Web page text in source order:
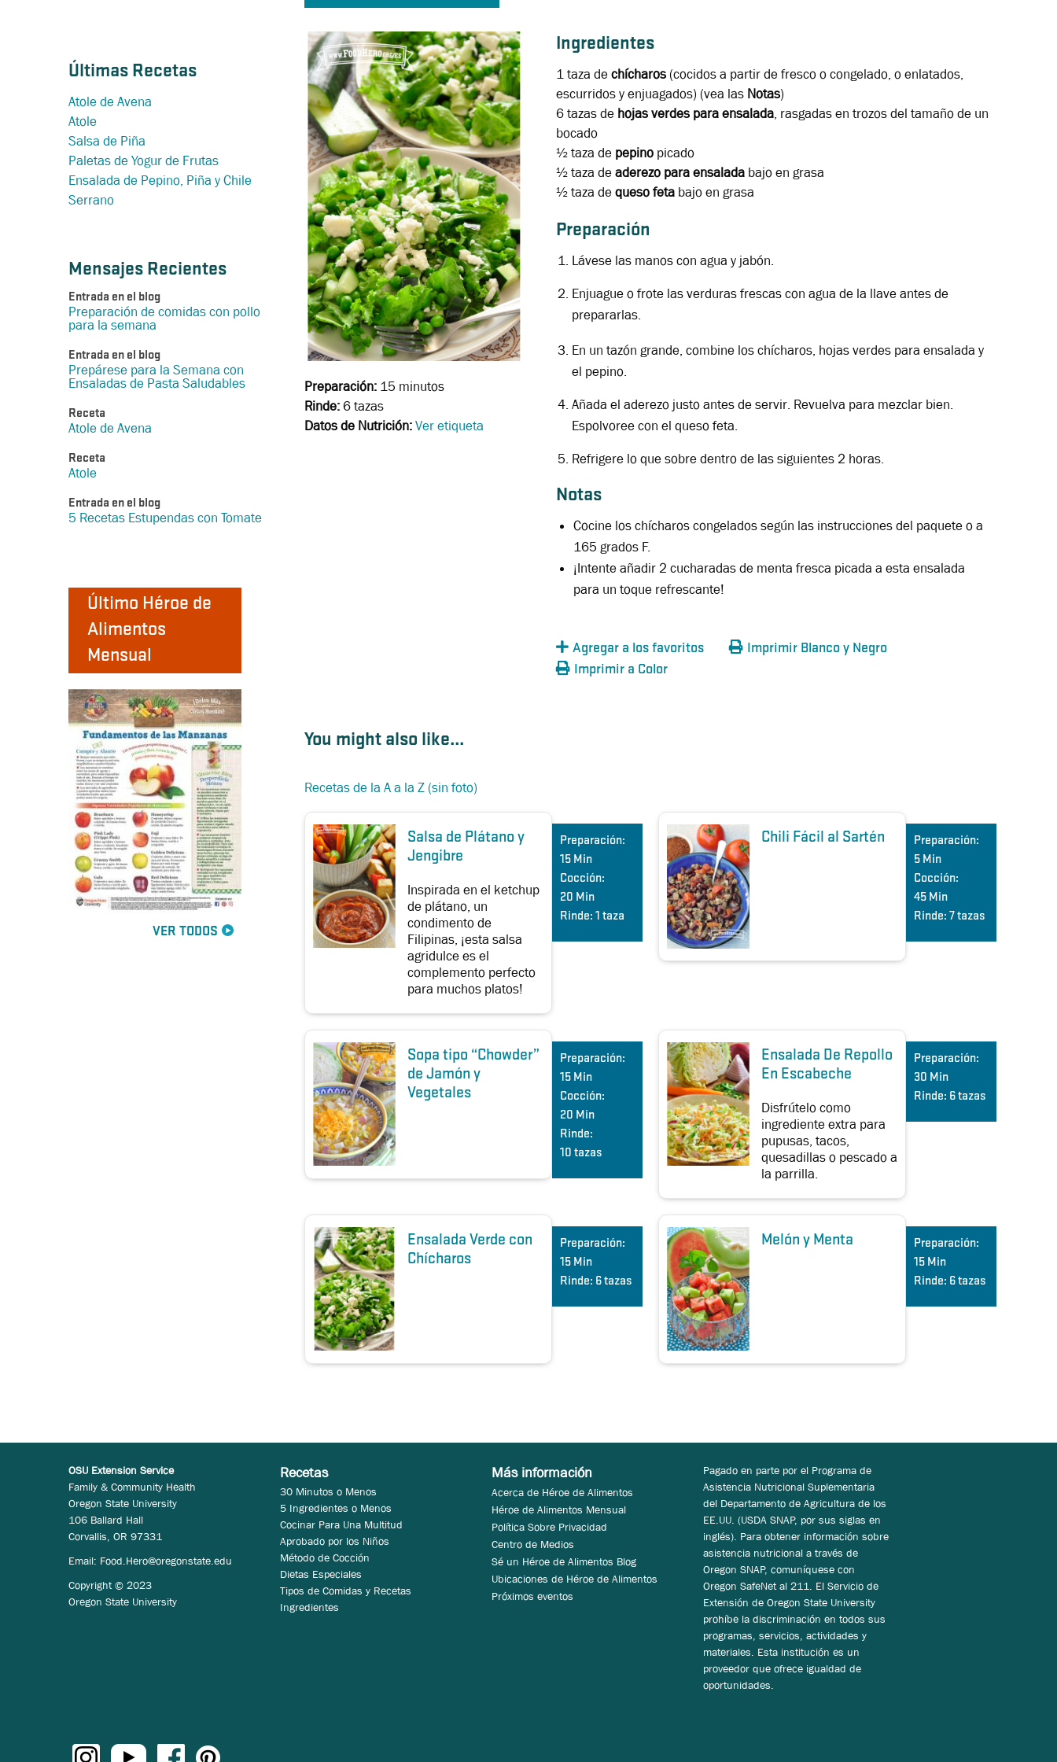
Últimas Recetas
Atole de Avena
Atole
Salsa de Piña
Paletas de Yogur de Frutas
Ensalada de Pepino, Piña y Chile
Serrano
Mensajes Recientes
Entrada en el blog
Preparación de comidas con pollo
para la semana
Entrada en el blog
Prepárese para la Semana con
Ensaladas de Pasta Saludables
Receta
Atole de Avena
Receta
Atole
Entrada en el blog
5 Recetas Estupendas con Tomate
Último Héroe de
Alimentos
Mensual
VER TODOS
Preparación: 15 minutos
Rinde:6 tazas
Datos de Nutrición:Ver etiqueta
Ingredientes
1 taza dechícharos(cocidos a partir de fresco o congelado, oenlatados,
escurridos y enjuagados) (vea las Notas)
6 tazasde hojas verdes para ensalada, rasgadas en trozos del tamaño de un
bocado
½ taza de pepinopicado
½ taza deaderezo para ensaladabajo en grasa
½ taza dequeso feta bajo en grasa
Preparación
Lávese las manos con agua y jabón.
Enjuague o frote las verduras frescas con agua de la llave antes de
prepararlas.
En un tazón grande, combine los chícharos, hojas verdes para ensalada y
el pepino.
Añada el aderezo justo antes de servir. Revuelva para mezclar bien.
Espolvoree con el queso feta.
Refrigere lo que sobre dentro de las siguientes 2 horas.
Notas
Cocine los chícharos congelados según las instrucciones del paquete o a
165 grados F.
¡Intente añadir 2 cucharadas de menta fresca picada a esta ensalada
para un toque refrescante!
Agregar a los favoritos
Imprimir Blanco y Negro
Imprimir a Color
You might also like...
Recetas de la A a la Z (sin foto)
Salsa de Plátano y
Jengibre
Inspirada en el ketchup
de plátano, un
condimento de
Filipinas, ¡esta salsa
agridulce es el
complemento perfecto
para muchos platos!
Preparación:
15 Min
Cocción:
20 Min
Rinde: 1 taza
Chili Fácil al Sartén
Preparación:
5 Min
Cocción:
45 Min
Rinde: 7 tazas
Sopa tipo “Chowder”
de Jamón y
Vegetales
Preparación:
15 Min
Cocción:
20 Min
Rinde:
10 tazas
Ensalada De Repollo
En Escabeche
Disfrútelo como
ingrediente extra para
pupusas, tacos,
quesadillas o pescado a
la parrilla.
Preparación:
30 Min
Rinde: 6 tazas
Ensalada Verde con
Chícharos
Preparación:
15 Min
Rinde: 6 tazas
Melón y Menta
Preparación:
15 Min
Rinde: 6 tazas
OSU Extension Service
Family & Community Health
Oregon State University
106 Ballard Hall
Corvallis, OR 97331
Email: Food.Hero@oregonstate.edu
Copyright © 2023
Oregon State University
Recetas
30 Minutos o Menos
5 Ingredientes o Menos
Cocinar Para Una Multitud
Aprobado por los Niños
Método de Cocción
Dietas Especiales
Tipos de Comidas y Recetas
Ingredientes
Más información
Acerca de Héroe de Alimentos
Héroe de Alimentos Mensual
Política Sobre Privacidad
Centro de Medios
Sé un Héroe de Alimentos Blog
Ubicaciones de Héroe de Alimentos
Próximos eventos
Pagado en parte por el Programa de
Asistencia Nutricional Suplementaria
del Departamento de Agricultura de los
EE.UU. (USDA SNAP, por sus siglas en
inglés). Para obtener información sobre
asistencia nutricional a través de
Oregon SNAP, comuníquese con
Oregon SafeNet al 211. El Servicio de
Extensión de Oregon State University
prohíbe la discriminación en todos sus
programas, servicios, actividades y
materiales. Esta institución es un
proveedor que ofrece igualdad de
oportunidades.